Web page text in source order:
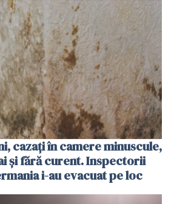
cazați în camere minuscule,
și fără curent. Inspectorii
i-au evacuat pe loc